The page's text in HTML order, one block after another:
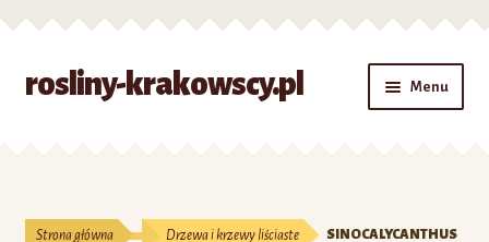
Przejdź
Przejdź
rosliny-krakowscy.pl Menu
Strona główna Drzewa i krzewy liściaste
SINOCALYCANTHUS